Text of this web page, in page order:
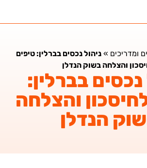
ומדריכים»ניהול נכסים בברלין: טיפים
והצלחה בשוק הנדלן
נכסים בברלין:
והצלחה
הנדלן